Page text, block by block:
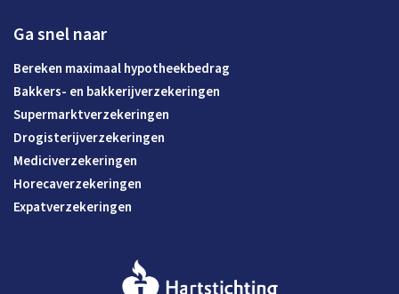
Ga snel naar
Bereken maximaal hypotheekbedrag
Bakkers- en bakkerijverzekeringen
Supermarktverzekeringen
Drogisterijverzekeringen
Mediciverzekeringen
Horecaverzekeringen
Expatverzekeringen